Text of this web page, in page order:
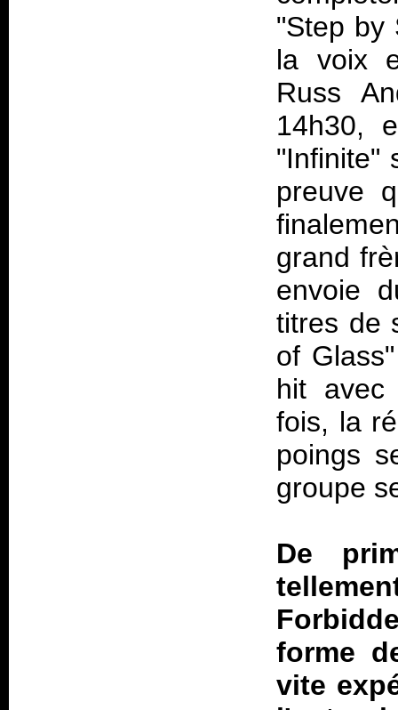
"Step by
la voix
Russ
14h30,
"Infinite"
preuve
grand
envoie
titres de
of
hit avec
fois, la
poings
groupe
De
forme
vite